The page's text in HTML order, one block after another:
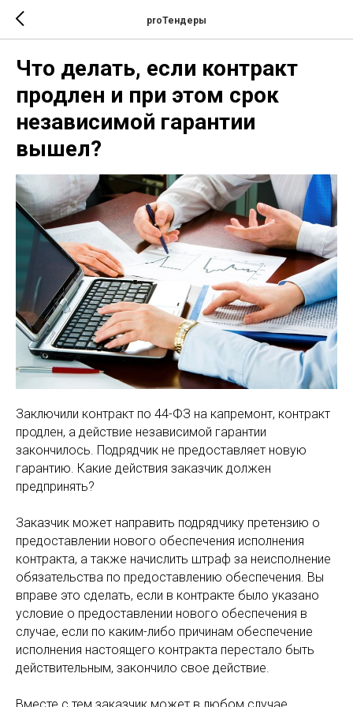
proТендеры
Что делать, если контракт
продлен и при этом срок
независимой гарантии
вышел?
Заключили контракт по 44-ФЗ на капремонт, контракт
продлен, а действие независимой гарантии
закончилось. Подрядчик не предоставляет новую
гарантию. Какие действия заказчик должен
предпринять?
Заказчик может направить подрядчику претензию о
предоставлении нового обеспечения исполнения
контракта, а также начислить штраф за неисполнение
обязательства по предоставлению обеспечения. Вы
вправе это сделать, если в контракте было указано
условие о предоставлении нового обеспечения в
случае, если по каким-либо причинам обеспечение
исполнения настоящего контракта перестало быть
действительным, закончило свое действие.